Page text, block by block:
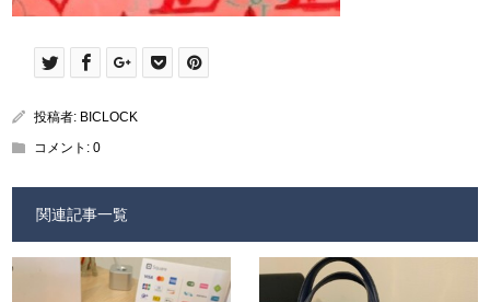
投稿者: BICLOCK
コメント:0
関連記事一覧